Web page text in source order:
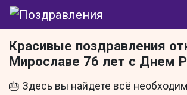
Красивые поздравления
Мирославе 76 лет с Днем
🎂 Здесь вы найдете всё